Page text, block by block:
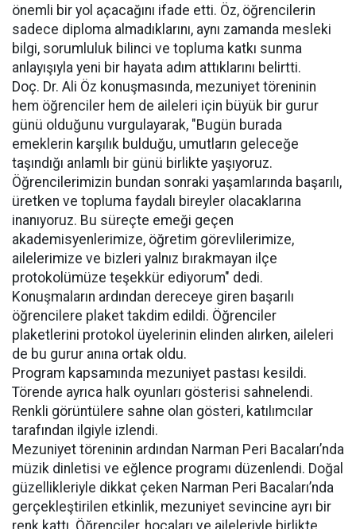
önemli bir yol açacağını ifade etti. Öz, öğrencilerin
sadece diploma almadıklarını, aynı zamanda mesleki
bilgi, sorumluluk bilinci ve topluma katkı sunma
anlayışıyla yeni bir hayata adım attıklarını belirtti.
Doç. Dr. Ali Öz konuşmasında, mezuniyet töreninin
hem öğrenciler hem de aileleri için büyük bir gurur
günü olduğunu vurgulayarak, "Bugün burada
emeklerin karşılık bulduğu, umutların geleceğe
taşındığı anlamlı bir günü birlikte yaşıyoruz.
Öğrencilerimizin bundan sonraki yaşamlarında başarılı,
üretken ve topluma faydalı bireyler olacaklarına
inanıyoruz. Bu süreçte emeği geçen
akademisyenlerimize, öğretim görevlilerimize,
ailelerimize ve bizleri yalnız bırakmayan ilçe
protokolümüze teşekkür ediyorum" dedi.
Konuşmaların ardından dereceye giren başarılı
öğrencilere plaket takdim edildi. Öğrenciler
plaketlerini protokol üyelerinin elinden alırken, aileleri
de bu gurur anına ortak oldu.
Program kapsamında mezuniyet pastası kesildi.
Törende ayrıca halk oyunları gösterisi sahnelendi.
Renkli görüntülere sahne olan gösteri, katılımcılar
tarafından ilgiyle izlendi.
Mezuniyet töreninin ardından Narman Peri Bacaları’nda
müzik dinletisi ve eğlence programı düzenlendi. Doğal
güzellikleriyle dikkat çeken Narman Peri Bacaları’nda
gerçekleştirilen etkinlik, mezuniyet sevincine ayrı bir
renk kattı. Öğrenciler, hocaları ve aileleriyle birlikte